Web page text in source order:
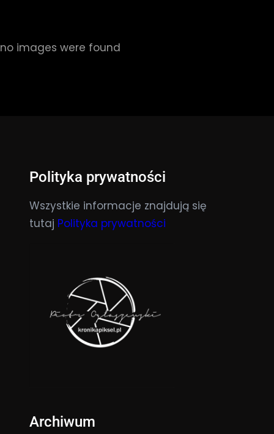
no images were found
Polityka prywatności
Wszystkie informacje znajdują się
tutaj Polityka prywatności
Archiwum